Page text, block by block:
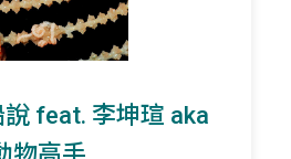
說 feat. 李坤瑄 aka